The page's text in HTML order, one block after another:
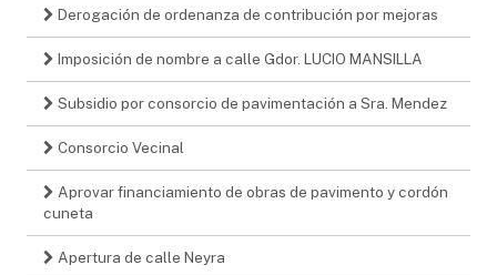
Derogación de ordenanza de contribución por mejoras
Imposición de nombre a calle Gdor. LUCIO MANSILLA
Subsidio por consorcio de pavimentación a Sra. Mendez
Consorcio Vecinal
Aprovar financiamiento de obras de pavimento y cordón
cuneta
Apertura de calle Neyra